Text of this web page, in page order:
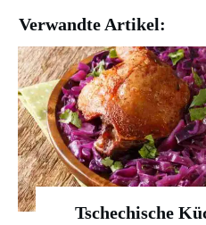
Verwandte Artikel:
Tschechische